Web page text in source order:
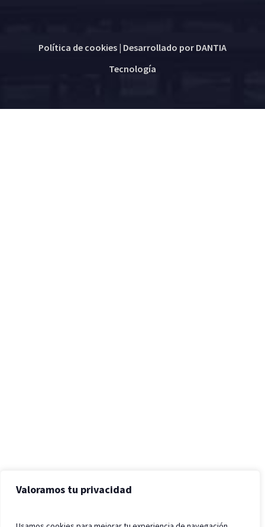
Valoramos tu privacidad
Política de cookies| Desarrollado por DANTIA
Tecnología